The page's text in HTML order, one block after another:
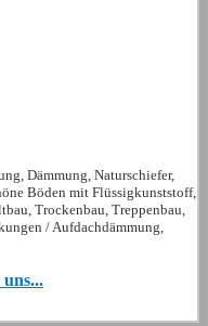
Dämmung, Naturschiefer,
Böden mit Flüssigkunststoff,
Trockenbau, Treppenbau,
/ Aufdachdämmung,